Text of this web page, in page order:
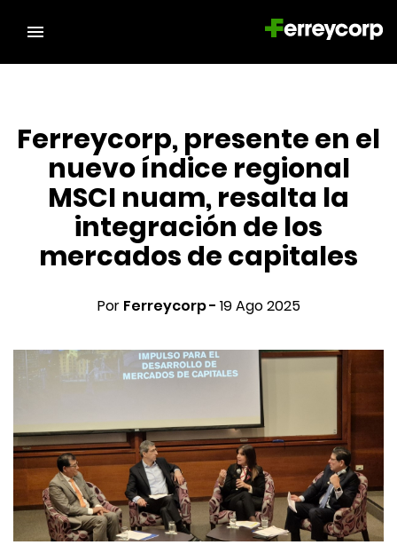
Ferreycorp, presente en el
nuevo índice regional
MSCI nuam, resalta la
integración de los
mercados de capitales
Por Ferreycorp - 19 Ago 2025